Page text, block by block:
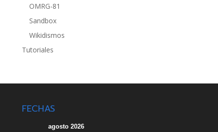
OMRG-81
Sandbox
Wikidismos
Tutoriales
FECHAS
agosto 2026